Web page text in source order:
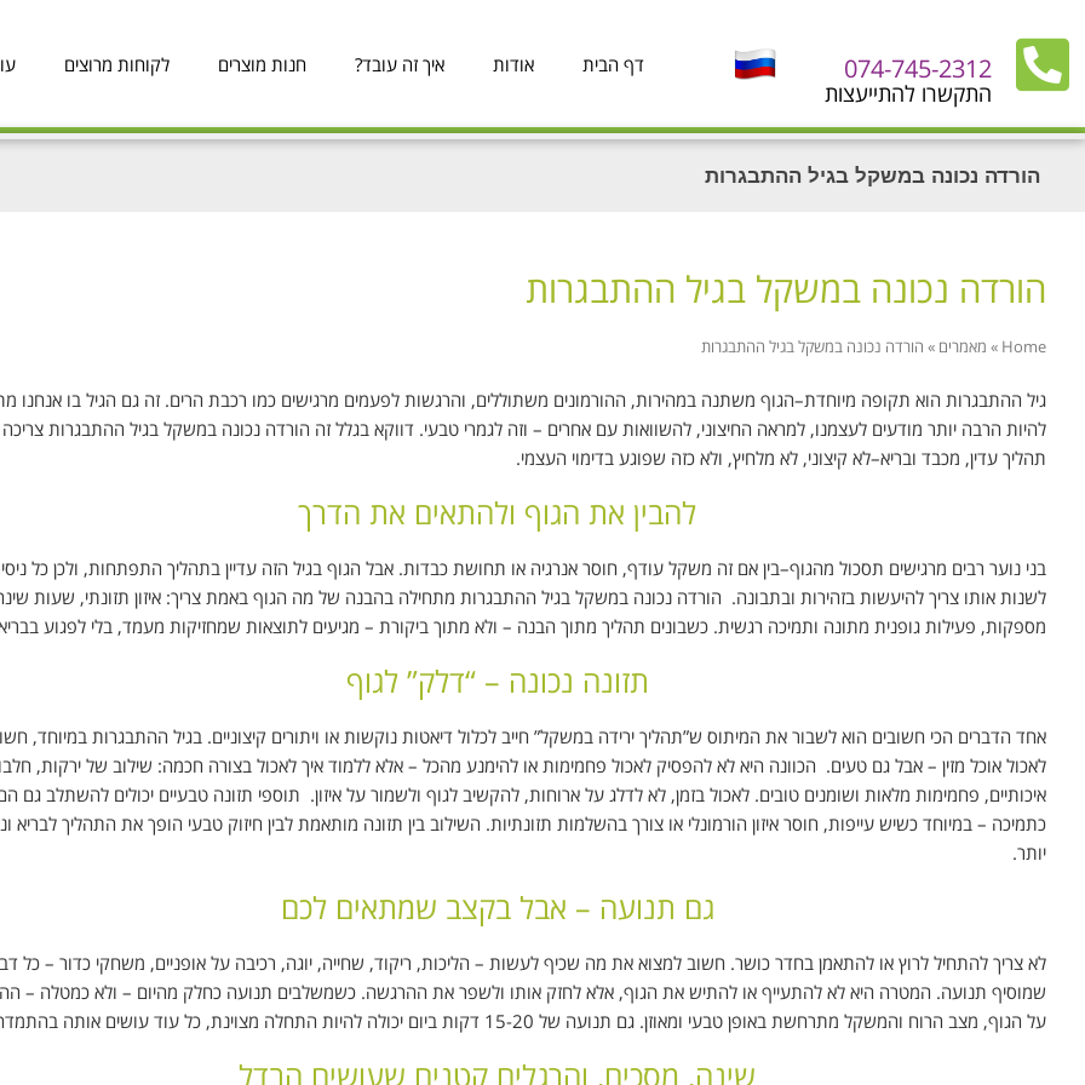
074-745-2312
התקשרו להתייעצות
דף הבית אודות איך זה עובד? חנות מוצרים לקוחות מרוצים
הורדה נכונה במשקל בגיל ההתבגרות
הורדה נכונה במשקל בגיל ההתבגרות
Home
» מאמרים » הורדה נכונה במשקל בגיל ההתבגרות
גיל ההתבגרות הוא תקופה מיוחדת–הגוף משתנה במהירות, ההורמונים משתוללים, והרגשות לפעמים מרגישים כמו רכבת הרים. זה גם הגיל בו אנחנו
להיות הרבה יותר מודעים לעצמנו, למראה החיצוני, להשוואות עם אחרים – וזה לגמרי טבעי. דווקא בגלל זה הורדה נכונה במשקל בגיל ההתבגרות צריכה
תהליך עדין, מכבד ובריא–לא קיצוני, לא מלחיץ, ולא כזה שפוגע בדימוי העצמי.
להבין את הגוף ולהתאים את הדרך
בני נוער רבים מרגישים תסכול מהגוף–בין אם זה משקל עודף, חוסר אנרגיה או תחושת כבדות. אבל הגוף בגיל הזה עדיין בתהליך התפתחות, ולכן כל
לשנות אותו צריך להיעשות בזהירות ובתבונה. הורדה נכונה במשקל בגיל ההתבגרות מתחילה בהבנה של מה הגוף באמת צריך: איזון תזונתי, שעות
מספקות, פעילות גופנית מתונה ותמיכה רגשית. כשבונים תהליך מתוך הבנה – ולא מתוך ביקורת – מגיעים לתוצאות שמחזיקות מעמד, בלי לפגוע
תזונה נכונה – “דלק” לגוף
אחד הדברים הכי חשובים הוא לשבור את המיתוס ש”תהליך ירידה במשקל” חייב לכלול דיאטות נוקשות או ויתורים קיצוניים. בגיל ההתבגרות במיוחד,
לאכול אוכל מזין – אבל גם טעים. הכוונה היא לא להפסיק לאכול פחמימות או להימנע מהכל – אלא ללמוד איך לאכול בצורה חכמה: שילוב של ירקות,
איכותיים, פחמימות מלאות ושומנים טובים. לאכול בזמן, לא לדלג על ארוחות, להקשיב לגוף ולשמור על איזון. תוספי תזונה טבעיים יכולים להשתלב גם
כתמיכה – במיוחד כשיש עייפות, חוסר איזון הורמונלי או צורך בהשלמות תזונתיות. השילוב בין תזונה מותאמת לבין חיזוק טבעי הופך את התהליך לבריא
יותר.
גם תנועה – אבל בקצב שמתאים לכם
לא צריך להתחיל לרוץ או להתאמן בחדר כושר. חשוב למצוא את מה שכיף לעשות – הליכות, ריקוד, שחייה, יוגה, רכיבה על אופניים, משחקי כדור – כל
שמוסיף תנועה. המטרה היא לא להתעייף או להתיש את הגוף, אלא לחזק אותו ולשפר את ההרגשה. כשמשלבים תנועה כחלק מהיום – ולא כמטלה –
על הגוף, מצב הרוח והמשקל מתרחשת באופן טבעי ומאוזן. גם תנועה של 15-20 דקות ביום יכולה להיות התחלה מצוינת, כל עוד עושים אותה בהתמדה.
שינה, מסכים, והרגלים קטנים שעושים הבדל